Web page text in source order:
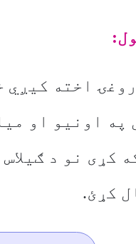
اخته کیږي
په اونیو او
کړئ.